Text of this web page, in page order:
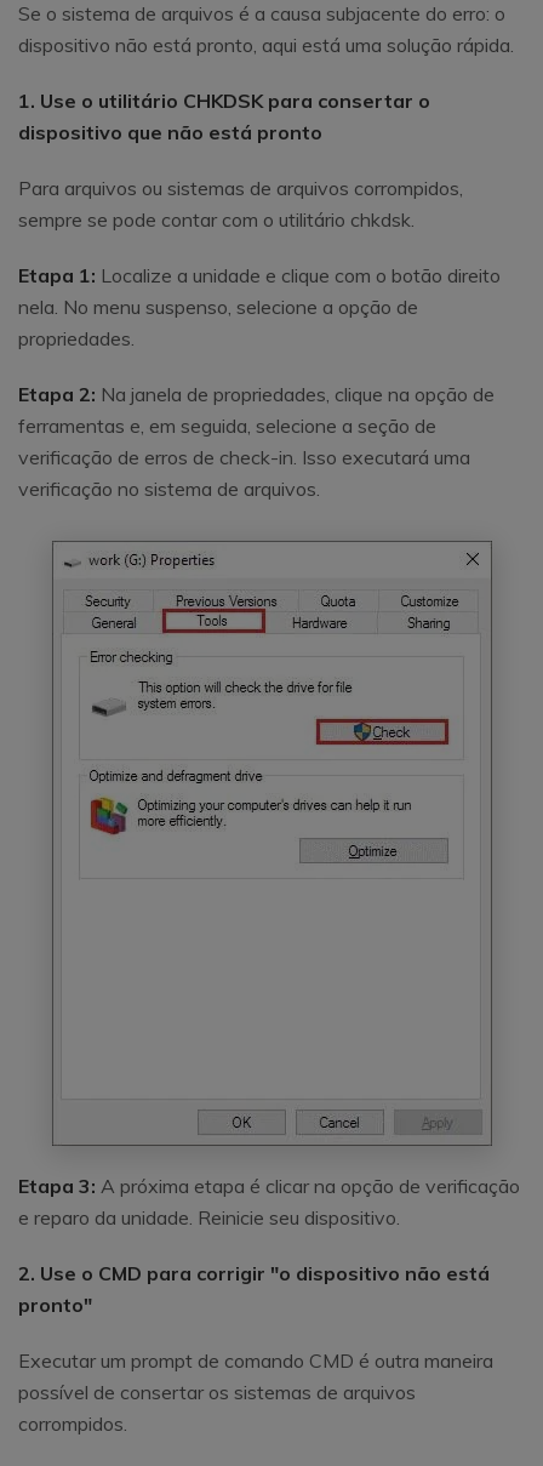
Se o sistema de arquivos é a causa subjacente do erro: o
dispositivo não está pronto, aqui está uma solução rápida.
1. Use o utilitário CHKDSK para consertar o
dispositivo que não está pronto
Para arquivos ou sistemas de arquivos corrompidos,
sempre se pode contar com o utilitário chkdsk.
Etapa 1: Localize a unidade e clique com o botão direito
nela. No menu suspenso, selecione a opção de
propriedades.
Etapa 2: Na janela de propriedades, clique na opção de
ferramentas e, em seguida, selecione a seção de
verificação de erros de check-in. Isso executará uma
verificação no sistema de arquivos.
Etapa 3: A próxima etapa é clicar na opção de verificação
e reparo da unidade. Reinicie seu dispositivo.
2. Use o CMD para corrigir "o dispositivo não está
pronto"
Executar um prompt de comando CMD é outra maneira
possível de consertar os sistemas de arquivos
corrompidos.